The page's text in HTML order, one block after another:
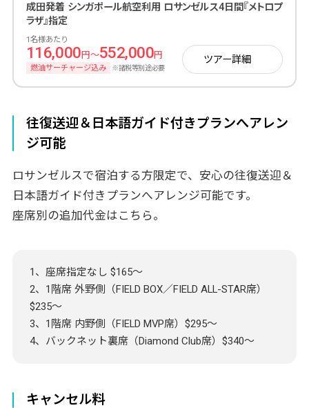
成田発着 シンガポール航空利用 ロサンゼルス4日間『メトロプ
ラザ』指定
1名様あたり
116,000円～552,000円
燃油サーチャージ込み ※諸税等別途必要
ツアー詳細
往復送迎＆日本語ガイド付きプランへアレン
ジ可能
ロサンゼルスで宿泊する方限定で、安心の往復送迎＆
日本語ガイド付きプランへアレンジ可能です。
座席別の追加代金はこちら。
1、座席指定なし $165～
2、1階席 外野側（FIELD BOX／FIELD ALL-STAR席）
$235～
3、1階席 内野側（FIELD MVP席）$295～
4、バックネット裏席（Diamond Club席）$340～
キャンセル料